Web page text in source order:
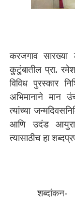
करजगाव सारख्या
कुटुंबातील प्रा.
विविध पुरस्कार
अभिमानाने मान
त्यांच्या
आणि उदंड
त्यासाठीच हा
शब्दांकन-